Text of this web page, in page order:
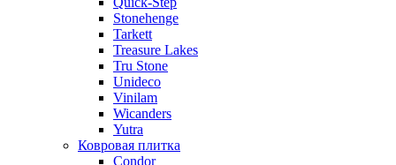
Stonehenge
Tarkett
Treasure Lakes
Tru Stone
Unideco
Vinilam
Wicanders
Yutra
Ковровая плитка
Condor